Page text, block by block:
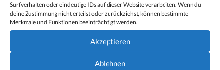
Surfverhalten oder eindeutige IDs auf dieser Website verarbeiten. Wenn du
deine Zustimmung nicht erteilst oder zurückziehst, können bestimmte
Merkmale und Funktionen beeinträchtigt werden.
Akzeptieren
Ablehnen
19. Februar 2025